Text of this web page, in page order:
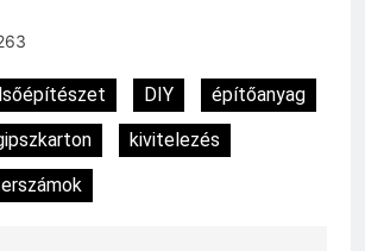
DIY
építőanyag
kivitelezés